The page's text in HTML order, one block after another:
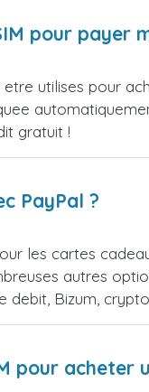
pour payer
utilises pour
gratuit !
PayPal ?
les cartes
autres
Bizum,
pour acheter